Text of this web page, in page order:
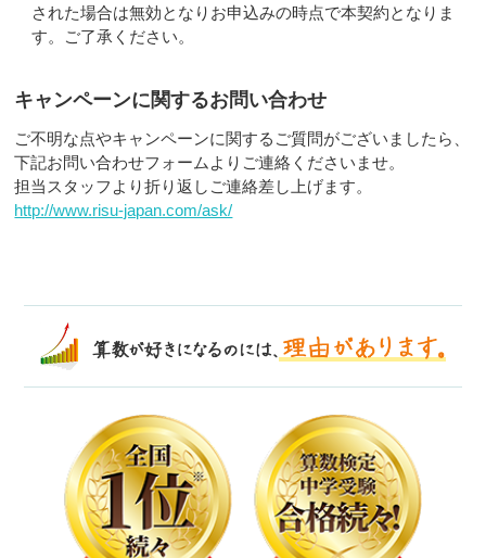
された場合は無効となりお申込みの時点で本契約となりま
す。ご了承ください。
キャンペーンに関するお問い合わせ
ご不明な点やキャンペーンに関するご質問がございましたら、
下記お問い合わせフォームよりご連絡くださいませ。
担当スタッフより折り返しご連絡差し上げます。
http://www.risu-japan.com/ask/